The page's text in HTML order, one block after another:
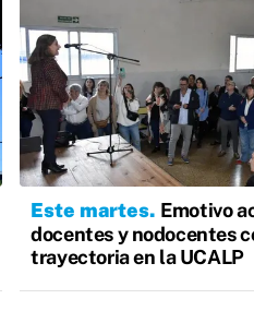
Este martes Emotivo
docentes y nodocentes
trayectoria en la UCALP